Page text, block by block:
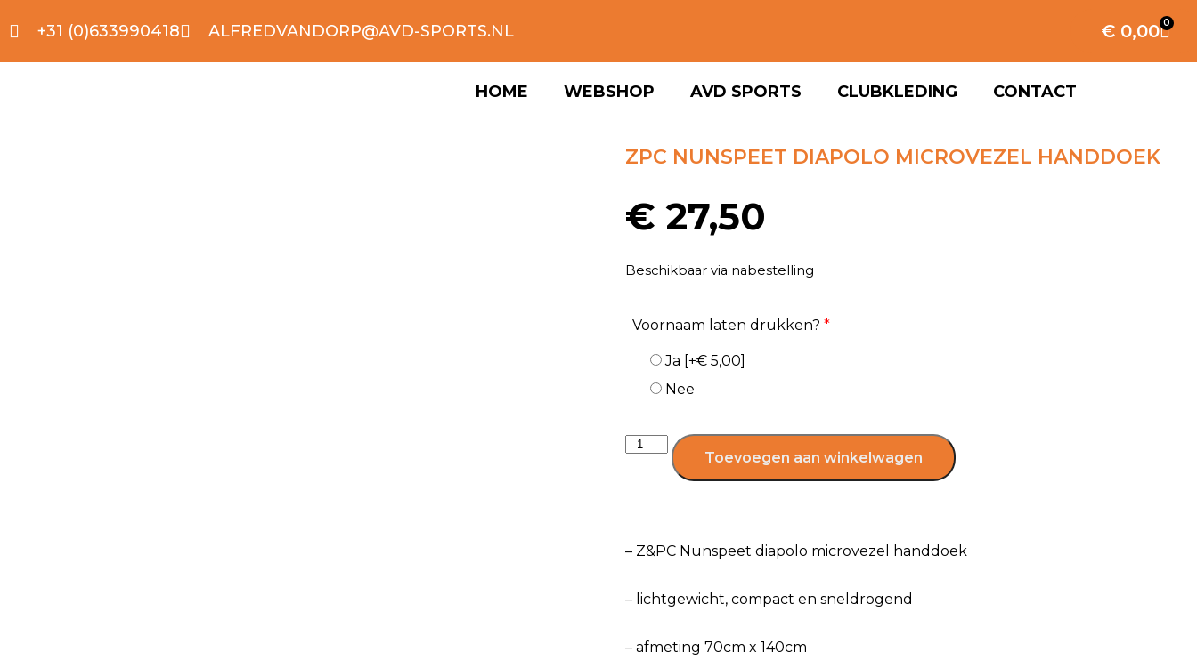
+31 (0)633990418 ALFREDVANDORP@AVD-SPORTS.NL €0,00 0
HOME WEBSHOP AVD SPORTS CLUBKLEDING CONTACT
ZPC NUNSPEET DIAPOLO MICROVEZEL HANDDOEK
€ 27,50
Beschikbaar via nabestelling
Voornaam laten drukken? *
Ja [+€ 5,00]
Nee
Toevoegen aan winkelwagen
– Z&PC Nunspeet diapolo microvezel handdoek
– lichtgewicht, compact en sneldrogend
– afmeting 70cm x 140cm